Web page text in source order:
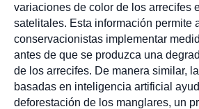
variaciones de color de los arrecifes
satelitales. Esta información permite
conservacionistas implementar
antes de que se produzca una
de los arrecifes. De manera similar,
basadas en inteligencia artificial
deforestación de los manglares, un